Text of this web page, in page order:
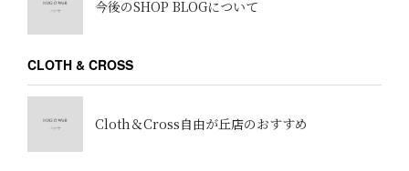
今後のSHOP BLOGについて
CLOTH & CROSS
Cloth＆Cross自由が丘店のおすすめ